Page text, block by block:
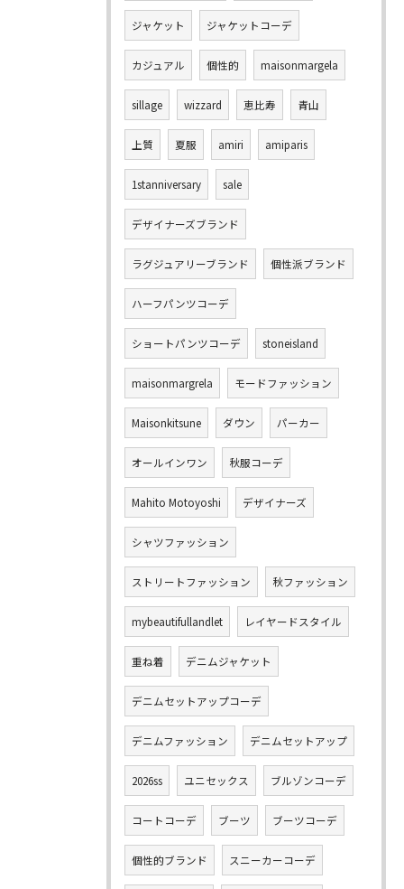
ジャケット ジャケットコーデ
カジュアル 個性的 maisonmargela
sillage wizzard 恵比寿 青山
上質 夏服 amiri amiparis
1stanniversary sale
デザイナーズブランド
ラグジュアリーブランド 個性派ブランド
ハーフパンツコーデ
ショートパンツコーデ stoneisland
maisonmargrela モードファッション
Maisonkitsune ダウン パーカー
オールインワン 秋服コーデ
Mahito Motoyoshi デザイナーズ
シャツファッション
ストリートファッション 秋ファッション
mybeautifullandlet レイヤードスタイル
重ね着 デニムジャケット
デニムセットアップコーデ
デニムファッション デニムセットアップ
2026ss ユニセックス ブルゾンコーデ
コートコーデ ブーツ ブーツコーデ
個性的ブランド スニーカーコーデ